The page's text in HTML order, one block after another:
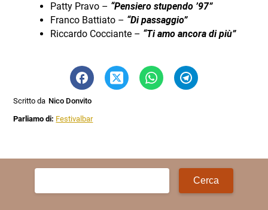
Patty Pravo – “Pensiero stupendo ’97”
Franco Battiato – “Di passaggio”
Riccardo Cocciante – “Ti amo ancora di più”
Scritto da Nico Donvito
Parliamo di: Festivalbar
Ricerca